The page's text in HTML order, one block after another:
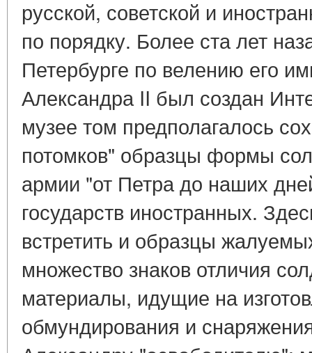
русской, советской и
по порядку. Более ста лет
Петербурге по велению его
Александра II был создан
музее том предполагалось
потомков" образцы формы
армии "от Петра до наших
государств иностранных.
встретить и образцы
множество знаков отличия
материалы, идущие на
обмундирования и